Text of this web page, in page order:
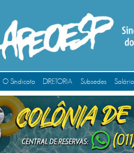
O Sindicato DIRETORIA Subsedes